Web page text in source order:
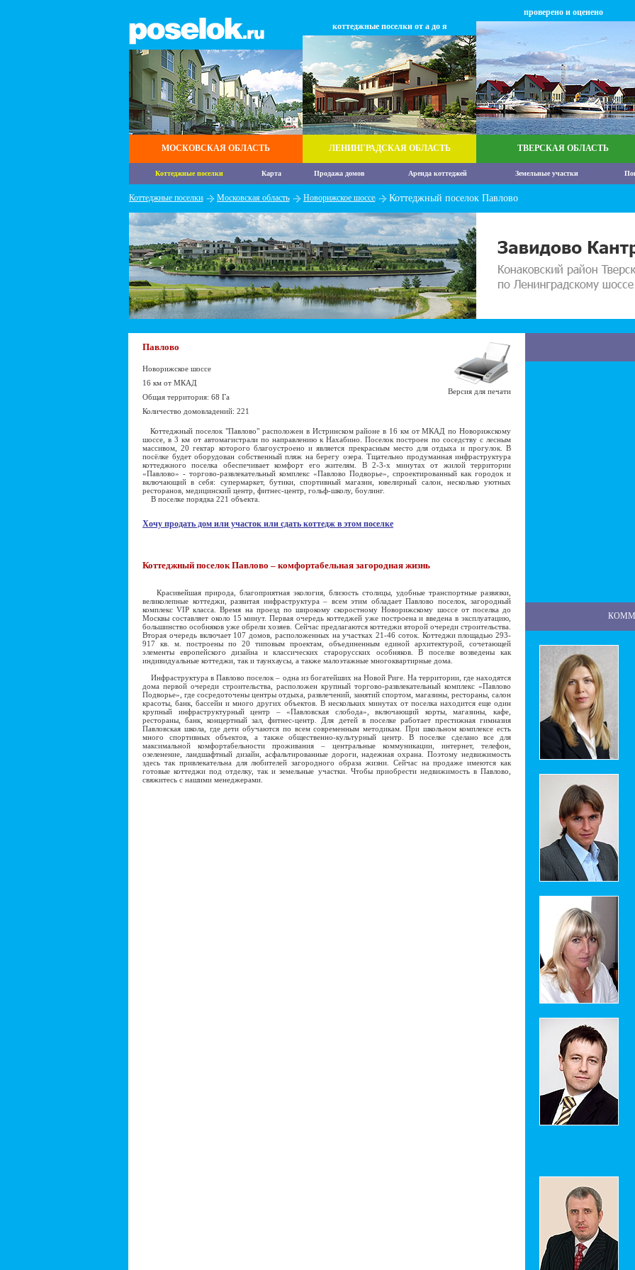
МОСКОВСКАЯ ОБЛАСТЬ
коттеджные поселки от а до я
ЛЕНИНГРАДСКАЯ ОБЛАСТЬ
проверено и оценено
ТВЕРСКАЯ ОБЛАСТЬ
Коттеджные поселки Карта Продажа домов Аренда коттеджей Земельные участки
Коттеджные поселки Московская область Новорижское шоссе Коттеджный поселок Павлово
Павлово
Новорижское шоссе
16 км от МКАД
Общая территория: 68 Га
Количество домовладений: 221
Версия для печати
Коттеджный поселок "Павлово" расположен в Истринском районе в 16 км от МКАД по Новорижскому
шоссе, в 3 км от автомагистрали по направлению к Нахабино. Поселок построен по соседству с лесным
массивом, 20 гектар которого благоустроено и является прекрасным место для отдыха и прогулок. В
посёлке будет оборудован собственный пляж на берегу озера. Тщательно продуманная инфраструктура
коттеджного поселка обеспечивает комфорт его жителям. В 2-3-х минутах от жилой территории
«Павлово» - торгово-развлекательный комплекс «Павлово Подворье», спроектированный как городок и
включающий в себя: супермаркет, бутики, спортивный магазин, ювелирный салон, несколько уютных
ресторанов, медицинский центр, фитнес-центр, гольф-школу, боулинг.
В поселке порядка 221 объекта.
Хочу продать дом или участок или сдать коттедж в этом поселке
Коттеджный поселок Павлово – комфортабельная загородная жизнь
Красивейшая природа, благоприятная экология, близость столицы, удобные транспортные развязки,
великолепные коттеджи, развитая инфраструктура – всем этим обладает Павлово поселок, загородный
комплекс VIP класса. Время на проезд по широкому скоростному Новорижскому шоссе от поселка до
Москвы составляет около 15 минут. Первая очередь коттеджей уже построена и введена в эксплуатацию,
большинство особняков уже обрели хозяев. Сейчас предлагаются коттеджи второй очереди строительства.
Вторая очередь включает 107 домов, расположенных на участках 21-46 соток. Коттеджи площадью 293-
917 кв. м. построены по 20 типовым проектам, объединенным единой архитектурой, сочетающей
элементы европейского дизайна и классических старорусских особняков. В поселке возведены как
индивидуальные коттеджи, так и таунхаусы, а также малоэтажные многоквартирные дома.
Инфраструктура в Павлово поселок – одна из богатейших на Новой Риге. На территории, где находятся
дома первой очереди строительства, расположен крупный торгово-развлекательный комплекс «Павлово
Подворье», где сосредоточены центры отдыха, развлечений, занятий спортом, магазины, рестораны, салон
красоты, банк, бассейн и много других объектов. В нескольких минутах от поселка находится еще один
крупный инфраструктурный центр – «Павловская слобода», включающий корты, магазины, кафе,
рестораны, банк, концертный зал, фитнес-центр. Для детей в поселке работает престижная гимназия
Павловская школа, где дети обучаются по всем современным методикам. При школьном комплексе есть
много спортивных объектов, а также общественно-культурный центр. В поселке сделано все для
максимальной комфортабельности проживания – центральные коммуникации, интернет, телефон,
озеленение, ландшафтный дизайн, асфальтированные дороги, надежная охрана. Поэтому недвижимость
здесь так привлекательна для любителей загородного образа жизни. Сейчас на продаже имеются как
готовые коттеджи под отделку, так и земельные участки. Чтобы приобрести недвижимость в Павлово,
свяжитесь с нашими менеджерами.